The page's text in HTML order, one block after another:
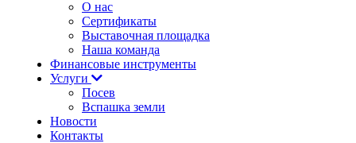
О нас
Сертификаты
Выставочная площадка
Наша команда
Финансовые инструменты
Услуги
Посев
Вспашка земли
Новости
Контакты